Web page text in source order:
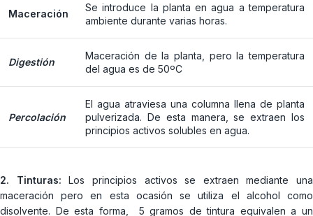
Maceración
Se introduce la planta en agua a temperatura
ambiente durante varias horas.
Digestión
Maceración de la planta, pero la temperatura
del agua es de 50ºC
Percolación
El agua atraviesa una columna llena de planta
pulverizada. De esta manera, se extraen los
principios activos solubles en agua.
2. Tinturas: Los principios activos se extraen mediante una
maceración pero en esta ocasión se utiliza el alcohol como
disolvente. De esta forma, 5 gramos de tintura equivalen a un